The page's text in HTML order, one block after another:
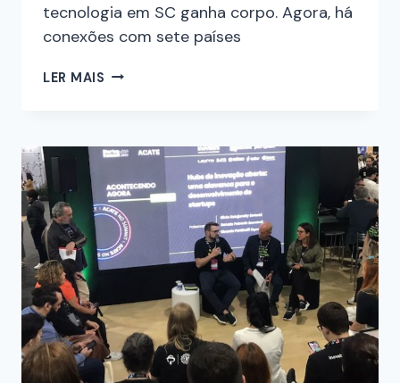
tecnologia em SC ganha corpo. Agora, há
conexões com sete países
LER MAIS